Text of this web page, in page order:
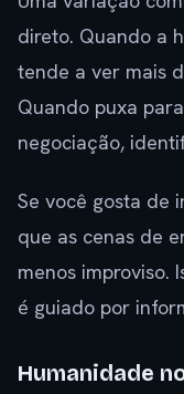
direto. Quando a
tende a ver mais
Quando puxa
negociação,
Se você gosta de
que as cenas de
menos improviso.
é guiado por
Humanidade